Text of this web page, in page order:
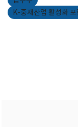
K-중재산업 활성화 포